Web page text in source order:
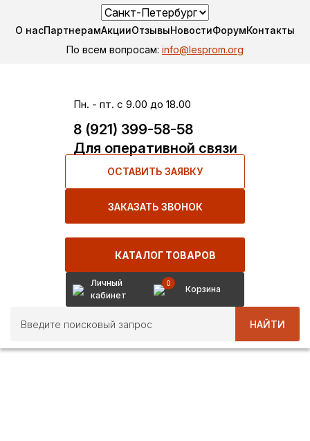
О насПартнерамАкцииОтзывыНовостиФорумКонтакты
По всем вопросам: info@lesprom.org
Пн. - пт. с 9.00 до 18.00
8 (921) 399-58-58
Для оперативной связи
ОСТАВИТЬ ЗАЯВКУ
ЗАКАЗАТЬ ЗВОНОК
КАТАЛОГ ТОВАРОВ
НАЙТИ
Личный
кабинет
0
Корзина